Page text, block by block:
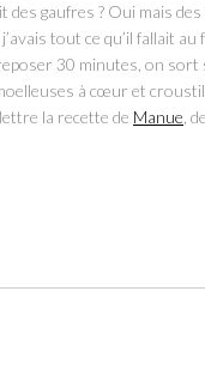
gaufres ? Oui mais
tout ce qu’il fallait au
30 minutes, on sort
à cœur et
la recette de Manue ,